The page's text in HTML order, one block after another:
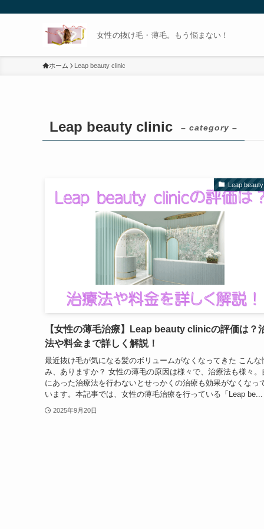
女性の抜け毛・薄毛。もう悩まない！
ホーム Leap beauty clinic
Leap beauty clinic – category –
Leap
【女性の薄毛治療】Leap beauty clinicの評価は？
法や料金まで詳しく解説！
最近抜け毛が気になる髪のボリュームがなくなってきた こんな
み、ありますか？ 女性の薄毛の原因は様々で、治療法も様々。
にあった治療法を行わないとせっかくの治療も効果がなくなっ
います。本記事では、女性の薄毛治療を行っている「Leap be...
2025年9月20日